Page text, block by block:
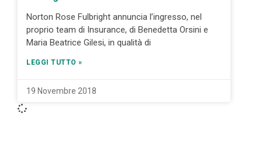
Norton Rose Fulbright annuncia l’ingresso, nel
proprio team di Insurance, di Benedetta Orsini e
Maria Beatrice Gilesi, in qualità di
LEGGI TUTTO »
19 Novembre 2018